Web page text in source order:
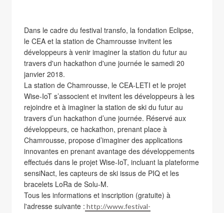
Dans le cadre du festival transfo, la fondation Eclipse,
le CEA et la station de Chamrousse invitent les
développeurs à venir imaginer la station du futur au
travers d'un hackathon d'une journée le samedi 20
janvier 2018.
La station de Chamrousse, le CEA-LETI et le projet
Wise-IoT s’associent et invitent les développeurs à les
rejoindre et à imaginer la station de ski du futur au
travers d’un hackathon d’une journée. Réservé aux
développeurs, ce hackathon, prenant place à
Chamrousse, propose d’imaginer des applications
innovantes en prenant avantage des développements
effectués dans le projet Wise-IoT, incluant la plateforme
sensiNact, les capteurs de ski issus de PIQ et les
bracelets LoRa de Solu-M.
Tous les informations et inscription (gratuite) à
l'adresse suivante : http://www.festival-